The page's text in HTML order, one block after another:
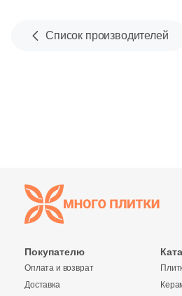
Список производителей
Покупателю
Оплата и возврат
Доставка